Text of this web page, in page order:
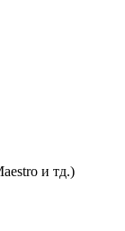
и тд.)